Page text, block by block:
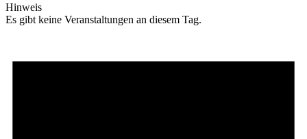
Hinweis
Es gibt keine Veranstaltungen an diesem Tag.